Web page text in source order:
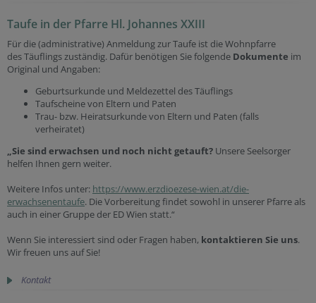
Taufe in der Pfarre Hl. Johannes XXIII
Für die (administrative) Anmeldung zur Taufe ist die Wohnpfarre
des Täuflings zuständig. Dafür benötigen Sie folgende Dokumente im
Original und Angaben:
Geburtsurkunde und Meldezettel des Täuflings
Taufscheine von Eltern und Paten
Trau- bzw. Heiratsurkunde von Eltern und Paten (falls
verheiratet)
„Sie sind erwachsen und noch nicht getauft? Unsere Seelsorger
helfen Ihnen gern weiter.
Weitere Infos unter: https://www.erzdioezese-wien.at/die-
erwachsenentaufe. Die Vorbereitung findet sowohl in unserer Pfarre als
auch in einer Gruppe der ED Wien statt.“
Wenn Sie interessiert sind oder Fragen haben, kontaktieren Sie uns.
Wir freuen uns auf Sie!
Kontakt